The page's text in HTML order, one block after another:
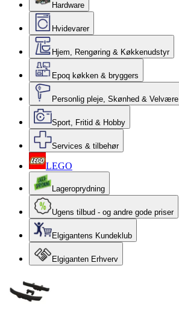
Hardware
Hvidevarer
Hjem, Rengøring & Køkkenudstyr
Epoq køkken & bryggers
Personlig pleje, Skønhed & Velvære
Sport, Fritid & Hobby
Services & tilbehør
LEGO
Lageroprydning
Ugens tilbud - og andre gode priser
Elgigantens Kundeklub
Elgiganten Erhverv